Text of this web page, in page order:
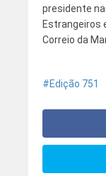
presidente
Estrangeiros
Correio da
Edição 751